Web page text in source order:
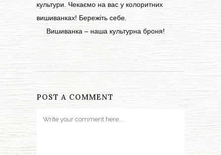
культури. Чекаємо на вас у колоритних
вишиванках! Бережіть себе.
Вишиванка – наша культурна броня!
POST A COMMENT